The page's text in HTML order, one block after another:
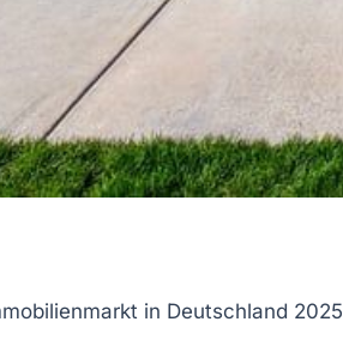
in Deutschland 2025